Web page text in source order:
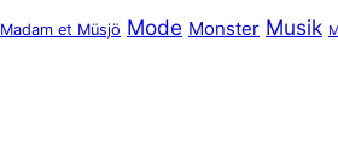
Madam et Müsjö Mode Monster Musik